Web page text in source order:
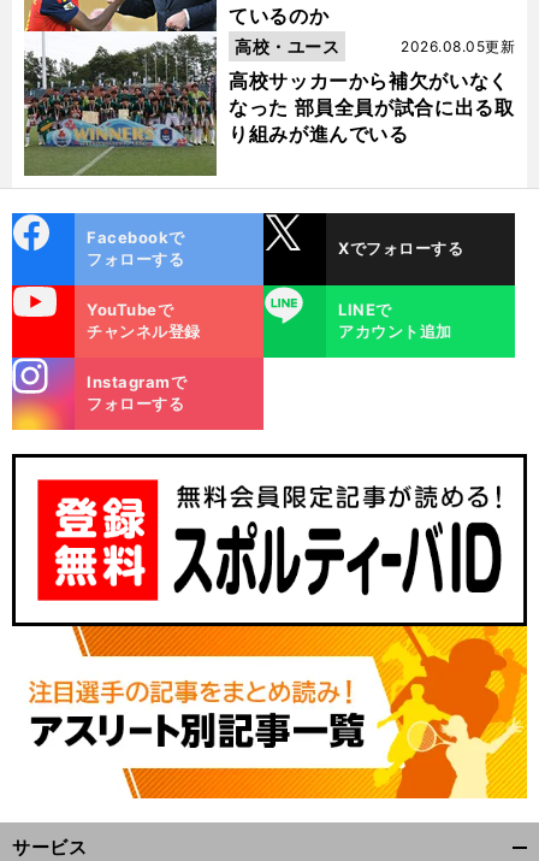
・ 日
で
ているのか
高校サッカーから補欠がいなく
なった 部員全員が試合に出る取
り組みが進んでいる
2026.08.05更新
高校・ユース
ok
Facebookで
フォローする
Xでフォローする
YouTubeで
チャンネル登録
LINE
LINEで
アカウント追加
m
Instagramで
フォローする
サービス